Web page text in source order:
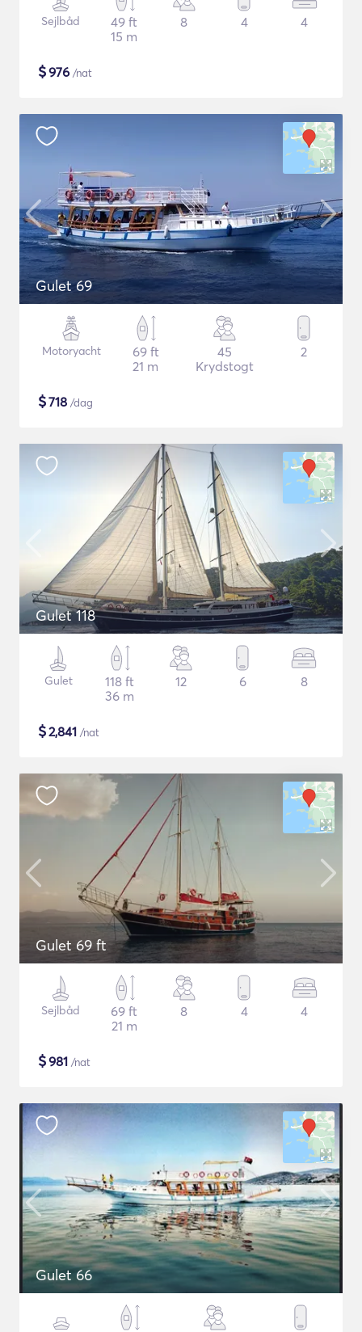
Sejlbåd
49 ft
15 m
8 4 4
$976 /nat
Gulet 69
Motoryacht
69 ft
21 m
45
Krydstogt
2
$718 /dag
Gulet 118
Gulet
118 ft
36 m
12 6 8
$2,841 /nat
Gulet 69 ft
Sejlbåd
69 ft
21 m
8 4 4
$981 /nat
Gulet 66